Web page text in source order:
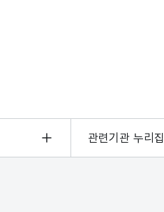
관련기관 누리집